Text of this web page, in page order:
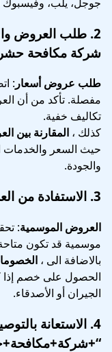
2. طلب العروض
شركة مكافحة
طلب عروض أسعار:
مفصلة. تأكد من أن
تكاليف خفية.
كذلك ، المقارنة بين
حيث السعر والخدمات
والجودة.
3. الاستفادة من
العروض الموسمية:
موسمية قد تكون
بالاضافة الى ،
الحصول على خصم إذا
الجيران أو الأصدقاء.
4. الاستعانة